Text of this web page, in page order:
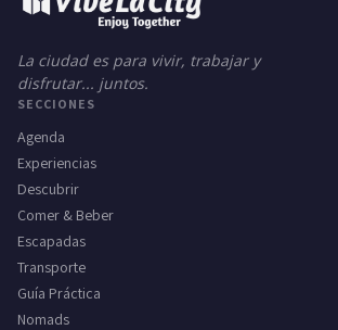
La ciudad es para vivir, trabajar y
disfrutar... juntos.
SECCIONES
Agenda
Experiencias
Descubrir
Comer & Beber
Escapadas
Transporte
Guía Práctica
Nomads